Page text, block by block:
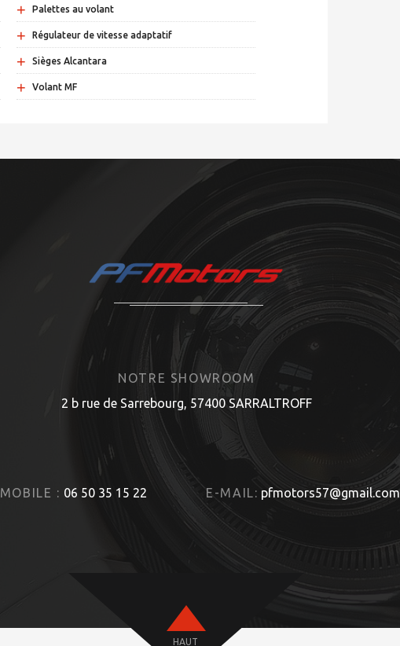
+ Palettes au volant
+ Régulateur de vitesse adaptatif
+ Sièges Alcantara
+ Volant MF
NOTRE SHOWROOM
2 b rue de Sarrebourg, 57400 SARRALTROFF
MOBILE : 06 50 35 15 22 E-MAIL: pfmotors57@gmail.com
HAUT